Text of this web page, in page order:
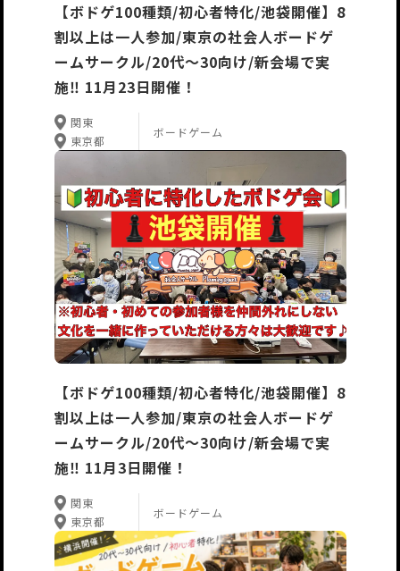
【ボドゲ100種類/初心者特化/池袋開催】8
割以上は一人参加/東京の社会人ボードゲ
ームサークル/20代〜30向け/新会場で実
施‼️ 11月23日開催！
関東
東京都
ボードゲーム
【ボドゲ100種類/初心者特化/池袋開催】8
割以上は一人参加/東京の社会人ボードゲ
ームサークル/20代〜30向け/新会場で実
施‼️ 11月3日開催！
関東
東京都
ボードゲーム